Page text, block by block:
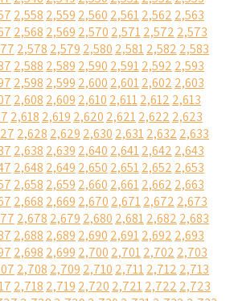
2,558 2,559 2,560 2,5612,562 2,563
2,568 2,569 2,570 2,5712,572 2,573
2,578 2,579 2,580 2,5812,582 2,583
2,588 2,589 2,590 2,5912,592 2,593
2,598 2,599 2,600 2,6012,602 2,603
2,608 2,609 2,610 2,6112,612 2,613
2,618 2,619 2,620 2,6212,622 2,623
2,628 2,629 2,630 2,6312,632 2,633
2,638 2,639 2,640 2,6412,642 2,643
2,648 2,649 2,650 2,6512,652 2,653
2,658 2,659 2,660 2,6612,662 2,663
2,668 2,669 2,670 2,6712,672 2,673
2,678 2,679 2,680 2,6812,682 2,683
2,688 2,689 2,690 2,6912,692 2,693
2,698 2,699 2,700 2,7012,702 2,703
2,708 2,709 2,710 2,7112,712 2,713
2,718 2,719 2,720 2,7212,722 2,723